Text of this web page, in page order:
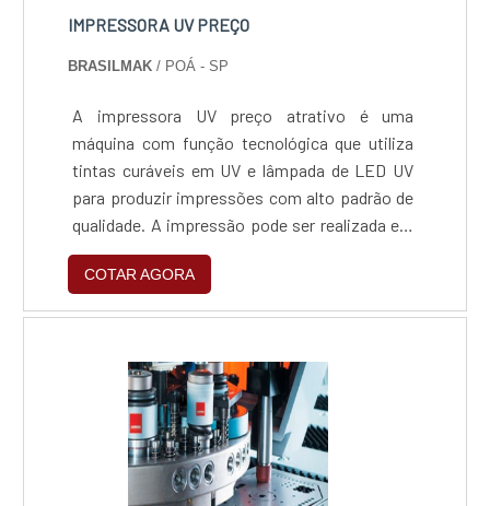
IMPRESSORA UV PREÇO
BRASILMAK / POÁ - SP
A impressora UV preço atrativo é uma
máquina com função tecnológica que utiliza
tintas curáveis em UV e lâmpada de LED UV
para produzir impressões com alto padrão de
qualidade. A impressão pode ser realizada em
diversos tipos de materiais, como couro,
vidro, madeira, cerâmica, metal, telha, entre
muitos outros. Por isso, esse tipo de
empresas voltadas ao mercado de
revestimento, decoração e comunicação
visual, por exemplo.VANTAGENS DA
IMPRESSORA UVA troca de.
COTAR AGORA